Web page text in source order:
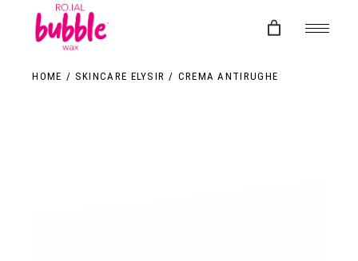
content
HOME SKINCARE ELYSIR CREMA ANTIRUGHE